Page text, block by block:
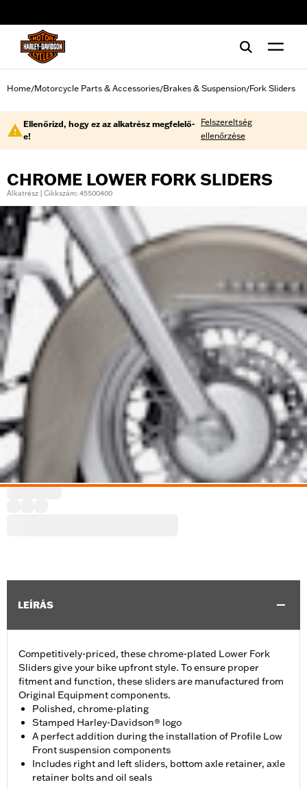
Home/Motorcycle Parts & Accessories/Brakes & Suspension/Fork Sliders
Ellenőrizd, hogy ez az alkatrész megfelelő-
e!
Felszereltség
ellenőrzése
CHROME LOWER FORK SLIDERS
Alkatrész | Cikkszám: 45500400
LEÍRÁS
Competitively-priced, these chrome-plated Lower Fork
Sliders give your bike upfront style. To ensure proper
fitment and function, these sliders are manufactured from
Original Equipment components.
Polished, chrome-plating
Stamped Harley-Davidson® logo
A perfect addition during the installation of Profile Low
Front suspension components
Includes right and left sliders, bottom axle retainer, axle
retainer bolts and oil seals